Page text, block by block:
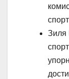
Зиля